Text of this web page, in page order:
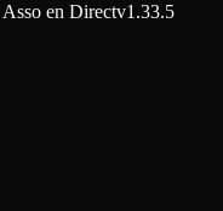
Asso en Directv1.33.5